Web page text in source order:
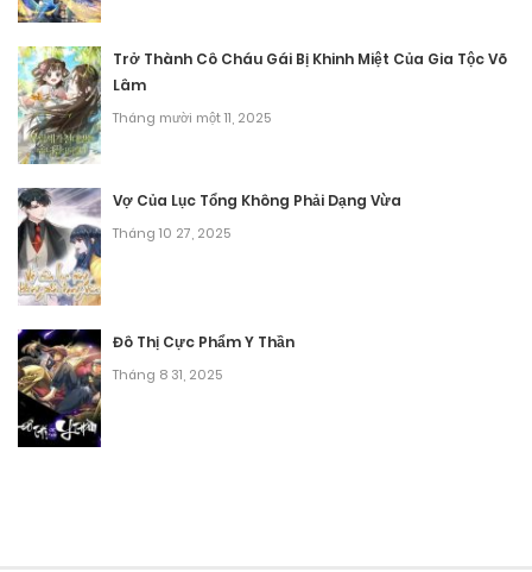
Chương 128
Tháng 9 30, 2025
Chương 127
Tháng 9 30, 2025
Chương 126
Tháng 9 30, 2025
Chương 125
Tháng 9 30, 2025
Trở Thành Cô Cháu Gái Bị Khinh Miệt Của Gia Tộc Võ
Lâm
Tháng mười một 11, 2025
Vợ Của Lục Tổng Không Phải Dạng Vừa
Tháng 10 27, 2025
Đô Thị Cực Phẩm Y Thần
Tháng 8 31, 2025